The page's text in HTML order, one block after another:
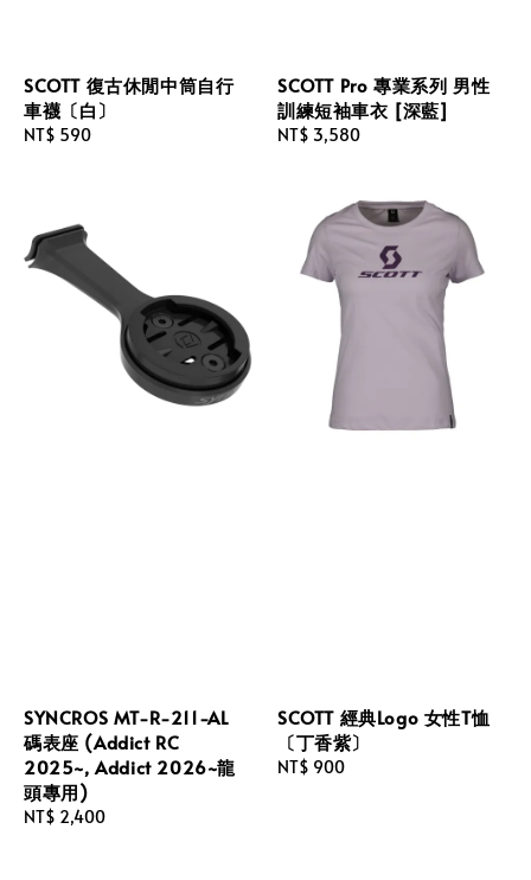
SCOTT 復古休閒中筒自行
車襪〔白〕
Regular
NT$ 590
SCOTT Pro 專業系列 男性
訓練短袖車衣 [深藍]
Regular
NT$ 3,580
SYNCROS MT-R-211-AL
碼表座 (Addict RC
2025~, Addict 2026~龍
頭專用)
Regular
NT$ 2,400
SCOTT 經典Logo 女性T恤
〔丁香紫〕
Regular
NT$ 900